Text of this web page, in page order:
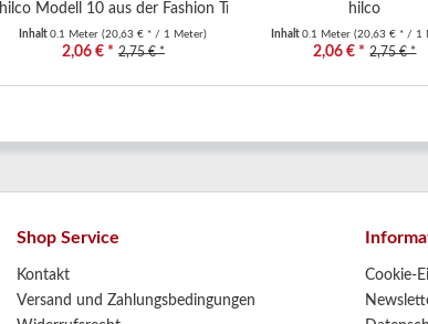
hilco Modell 10 aus der Fashion Trends F/S2026...
Inhalt0.1 Meter(20,63 € * / 1 Meter)
2,06 € * 2,75 € *
hilco
Inhalt 0.1 Meter (20,63 € * / 1
2,06 € * 2,75 € *
Shop Service
Kontakt
Versand und Zahlungsbedingungen
Cookie-